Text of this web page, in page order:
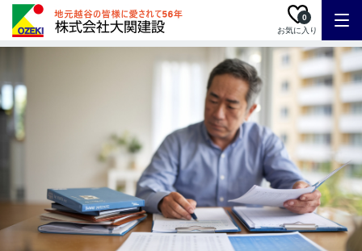
お気に入り
0